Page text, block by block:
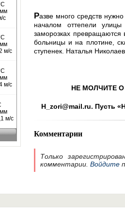
Разве много средств
началом оттепели
заморозках превращаются
больницы и на плотине,
ступенек. Наталья
НЕ МОЛЧИТЕ О
H_zori@mail.ru. Пусть
Комментарии
Только
комментарии. Войдите